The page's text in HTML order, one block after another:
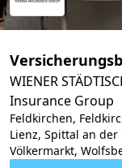
WIENER
Insurance Group
Feldkirchen,
Lienz, Spittal an der
Völkermarkt,